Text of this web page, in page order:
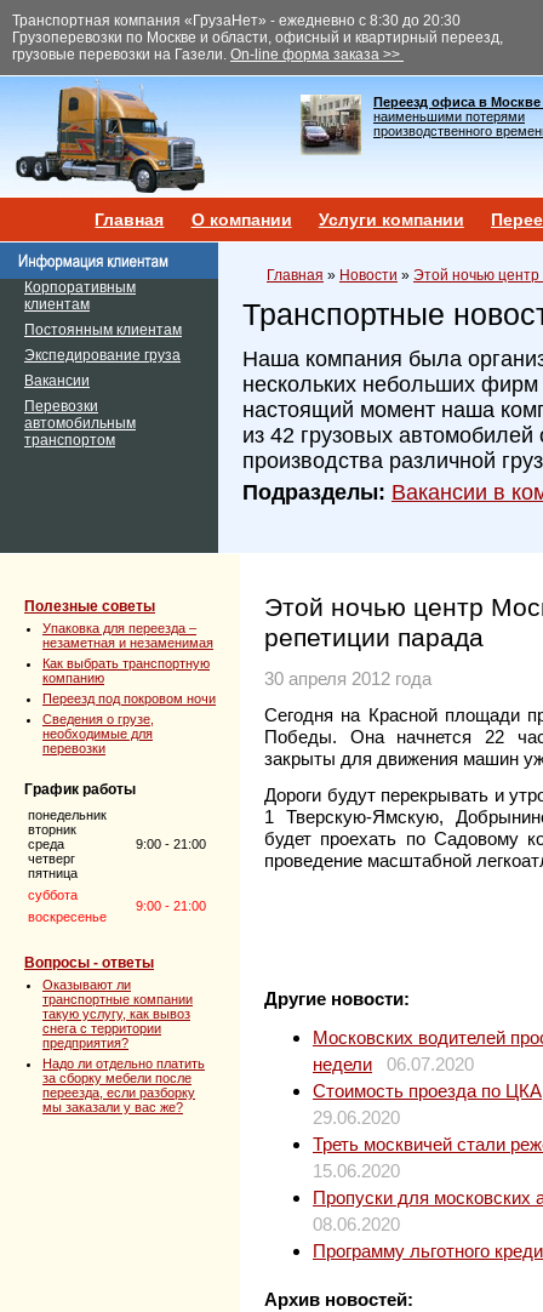
Транспортная компания «ГрузаНет» - ежедневно с 8:30 до 20:30
Грузоперевозки по Москве и области, офисный и квартирный переезд,
грузовые перевозки на Газели. On-line форма заказа >>
Переезд офиса в Москве
наименьшими потерями
производственного
Главная О компании Услуги компании
Корпоративным
клиентам
Постоянным клиентам
Экспедирование груза
Вакансии
Перевозки
автомобильным
транспортом
Главная » Новости » Этой ночью
Транспортные
Наша компания была
нескольких небольших фирм
настоящий момент наша
из 42 грузовых автомобилей
производства различной
Подразделы: Вакансии в
Полезные советы
Упаковка для переезда –
незаметная и незаменимая
Как выбрать транспортную
компанию
Переезд под покровом ночи
Сведения о грузе,
необходимые для
перевозки
График работы
понедельник
вторник
среда
четверг
пятница
9:00 - 21:00
суббота
9:00 - 21:00
воскресенье
Вопросы - ответы
Оказывают ли
транспортные компании
такую услугу, как вывоз
снега с территории
предприятия?
Надо ли отдельно платить
за сборку мебели после
переезда, если разборку
мы заказали у вас же?
Этой ночью центр
репетиции парада
30 апреля 2012 года
Сегодня на Красной площади
Победы. Она начнется 22
закрыты для движения машин
Дороги будут перекрывать и
1 Тверскую-Ямскую,
будет проехать по Садовому
проведение масштабной
Другие новости:
Московских водителей
недели
06.07.2020
Стоимость проезда по
29.06.2020
Треть москвичей стали
15.06.2020
Пропуски для московских
08.06.2020
Программу льготного
Архив новостей: